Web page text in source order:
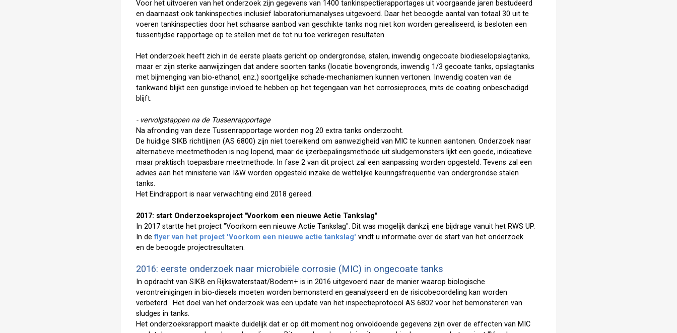
Voor het uitvoeren van het onderzoek zijn gegevens van 1400 tankinspectierapportages uit voorgaande jaren bestudeerd
en daarnaast ook tankinspecties inclusief laboratoriumanalyses uitgevoerd. Daar het beoogde aantal van totaal 30 uit te
voeren tankinspecties door het schaarse aanbod van geschikte tanks nog niet kon worden gerealiseerd, is besloten een
tussentijdse rapportage op te stellen met de tot nu toe verkregen resultaten.
Het onderzoek heeft zich in de eerste plaats gericht op ondergrondse, stalen, inwendig ongecoate biodieselopslagtanks,
maar er zijn sterke aanwijzingen dat andere soorten tanks (locatie bovengronds, inwendig 1/3 gecoate tanks, opslagtanks
met bijmenging van bio-ethanol, enz.) soortgelijke schade-mechanismen kunnen vertonen. Inwendig coaten van de
tankwand blijkt een gunstige invloed te hebben op het tegengaan van het corrosieproces, mits de coating onbeschadigd
blijft.
- vervolgstappen na de Tussenrapportage
Na afronding van deze Tussenrapportage worden nog 20 extra tanks onderzocht.
De huidige SIKB richtlijnen (AS 6800) zijn niet toereikend om aanwezigheid van MIC te kunnen aantonen. Onderzoek naar
alternatieve meetmethoden is nog lopend, maar de ijzerbepalingsmethode uit sludgemonsters lijkt een goede, indicatieve
maar praktisch toepasbare meetmethode. In fase 2 van dit project zal een aanpassing worden opgesteld. Tevens zal een
advies aan het ministerie van I&W worden opgesteld inzake de wettelijke keuringsfrequentie van ondergrondse stalen
tanks.
Het Eindrapport is naar verwachting eind 2018 gereed.
2017: start Onderzoeksproject "Voorkom een nieuwe Actie Tankslag"
In 2017 startte het project "Voorkom een nieuwe Actie Tankslag". Dit was mogelijk dankzij ene bijdrage vanuit het RWS UP.
In de flyer van het project 'Voorkom een nieuwe actie tankslag' vindt u informatie over de start van het onderzoek
en de beoogde projectresultaten.
2016: eerste onderzoek naar microbiële corrosie (MIC) in ongecoate tanks
In opdracht van SIKB en Rijkswaterstaat/Bodem+ is in 2016 uitgevoerd naar de manier waarop biologische
verontreinigingen in bio-diesels moeten worden bemonsterd en geanalyseerd en de risicobeoordeling kan worden
verbeterd. Het doel van het onderzoek was een update van het inspectieprotocol AS 6802 voor het bemonsteren van
sludges in tanks.
Het onderzoeksrapport maakte duidelijk dat er op dit moment nog onvoldoende gegevens zijn over de effecten van MIC